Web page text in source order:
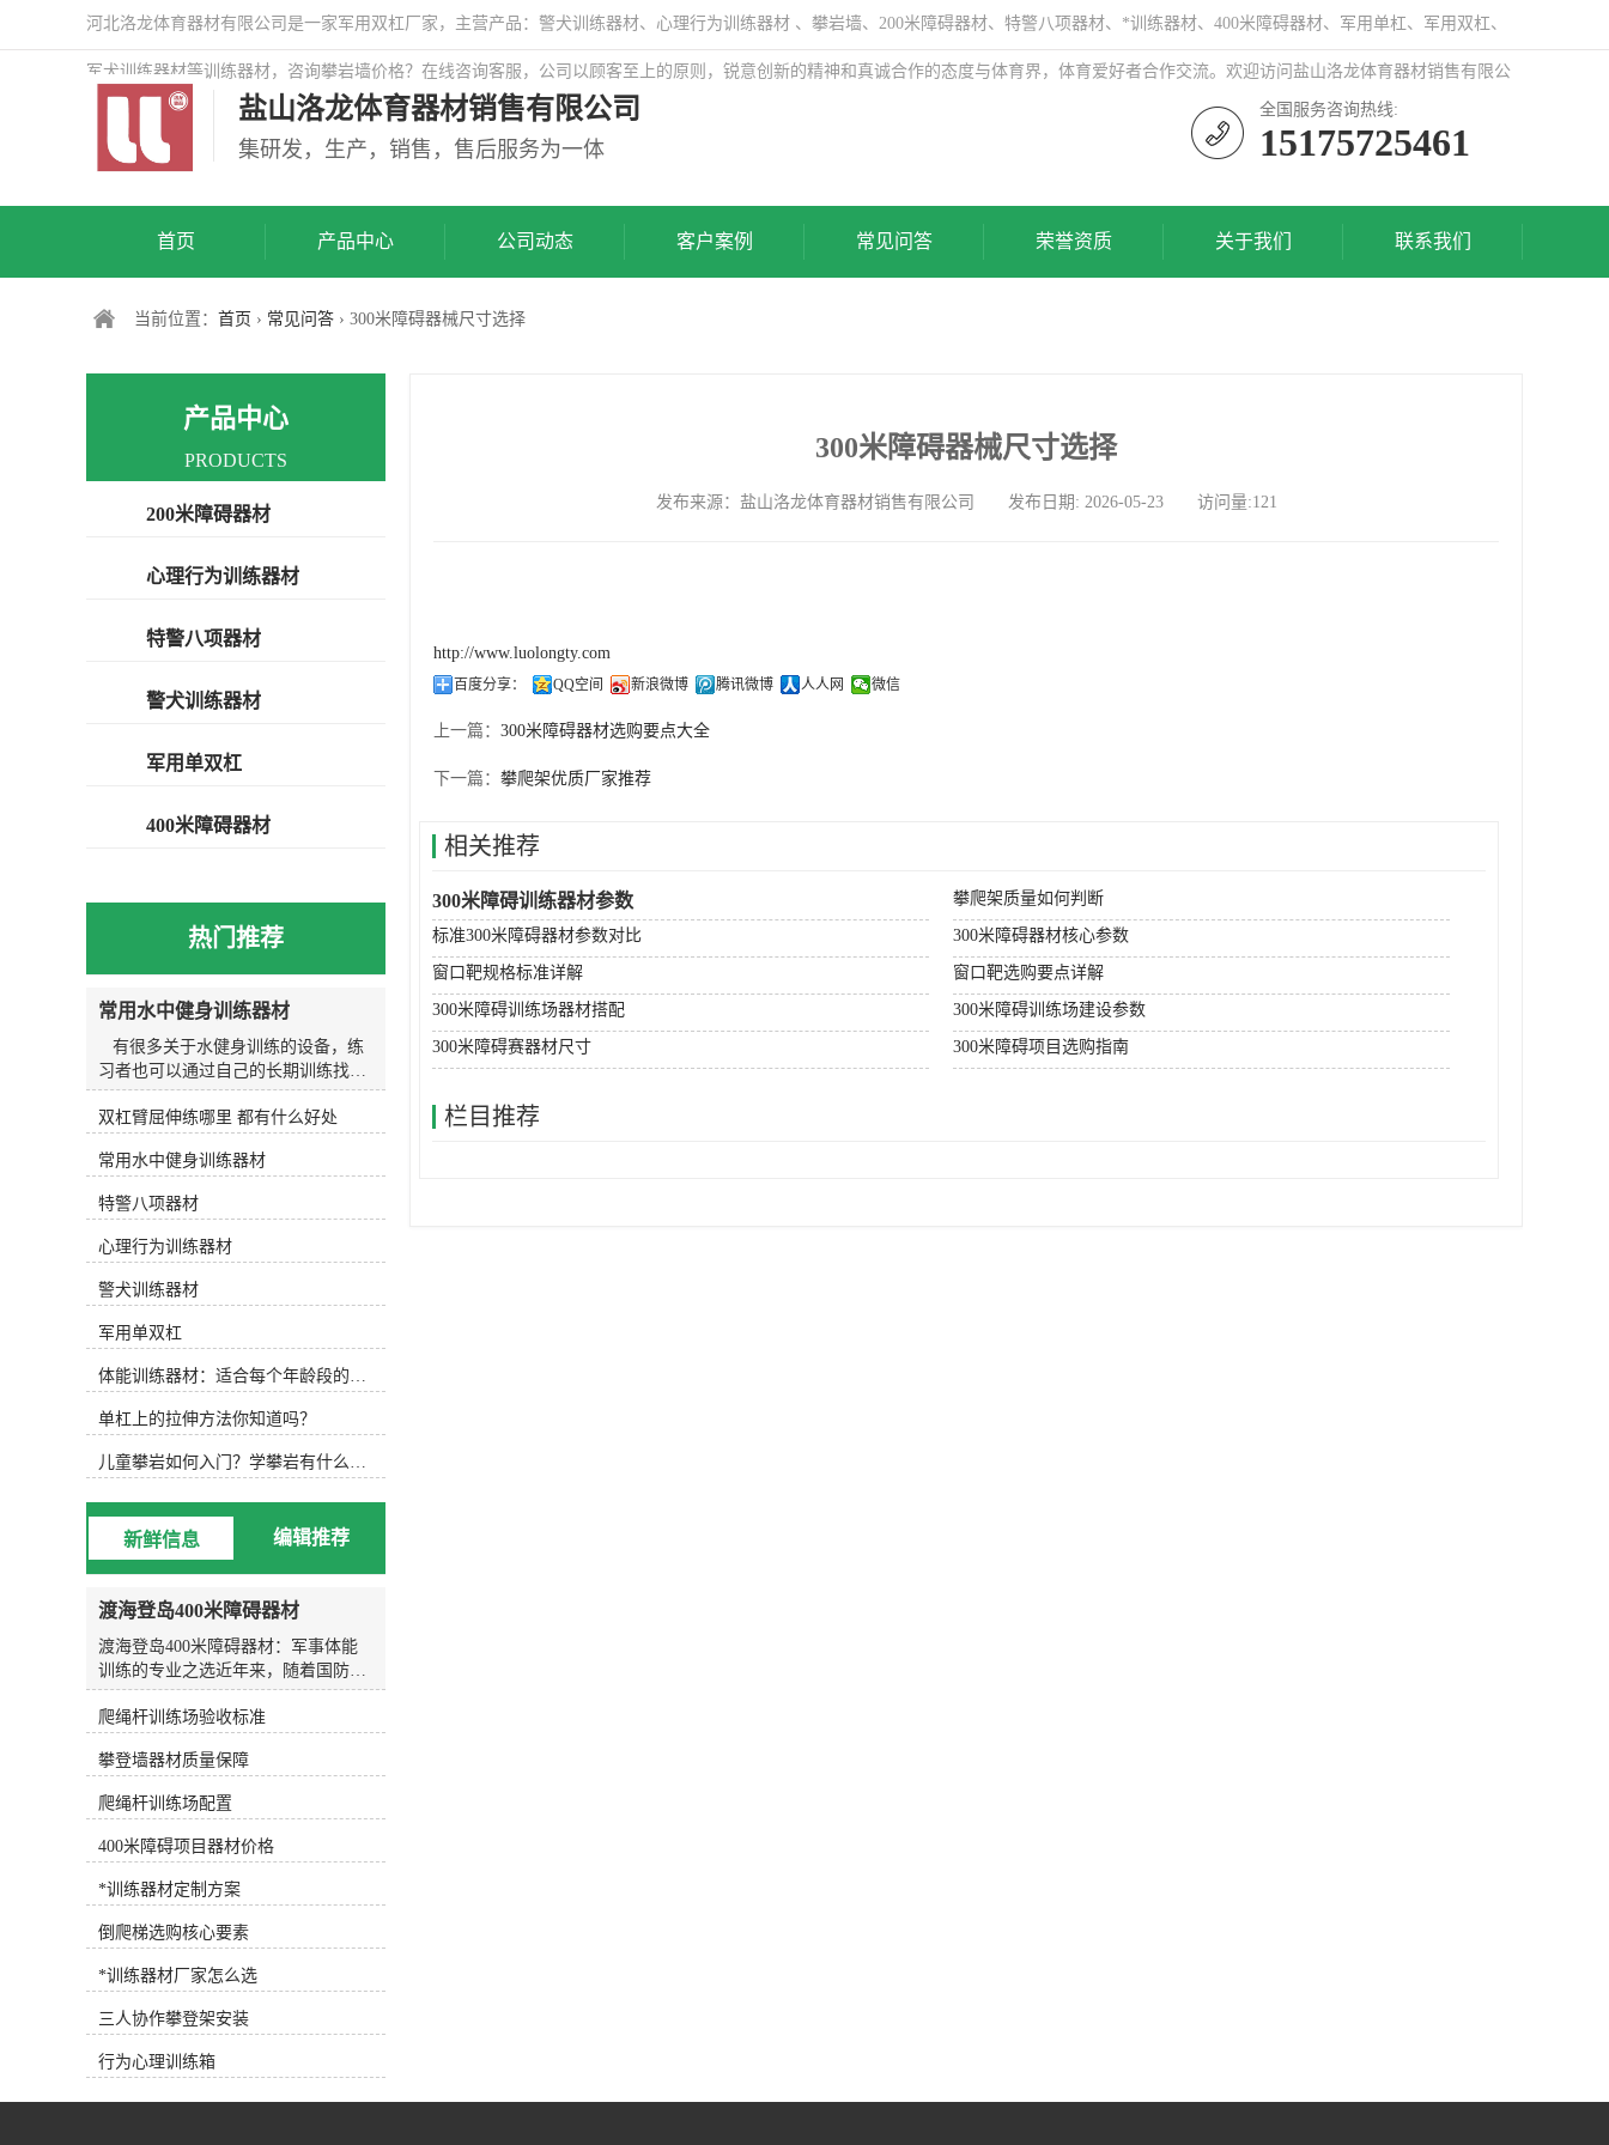
河北洛龙体育器材有限公司是一家军用双杠厂家，主营产品：警犬训练器材、心理行为训练器材 、攀岩墙、200米障碍器材、特警八项器材、*训练器材、400米障碍器材、军用单杠、军用双杠、
军犬训练器材等训练器材，咨询攀岩墙价格？在线咨询客服，公司以顾客至上的原则，锐意创新的精神和真诚合作的态度与体育界，体育爱好者合作交流。欢迎访问盐山洛龙体育器材销售有限公
盐山洛龙体育器材销售有限公司
集研发，生产，销售，售后服务为一体
全国服务咨询热线:
15175725461
首页 产品中心 公司动态 客户案例 常见问答 荣誉资质 关于我们 联系我们
当前位置： 首页 › 常见问答 › 300米障碍器械尺寸选择
300米障碍器械尺寸选择
发布来源：盐山洛龙体育器材销售有限公司 发布日期: 2026-05-23 访问量:121
http://www.luolongty.com
百度分享： QQ空间 新浪微博 腾讯微博 人人网 微信
上一篇： 300米障碍器材选购要点大全
下一篇： 攀爬架优质厂家推荐
相关推荐
300米障碍训练器材参数 攀爬架质量如何判断
标准300米障碍器材参数对比 300米障碍器材核心参数
窗口靶规格标准详解 窗口靶选购要点详解
300米障碍训练场器材搭配 300米障碍训练场建设参数
300米障碍赛器材尺寸 300米障碍项目选购指南
栏目推荐
产品中心
PRODUCTS
200米障碍器材
心理行为训练器材
特警八项器材
警犬训练器材
军用单双杠
400米障碍器材
热门推荐
常用水中健身训练器材
有很多关于水健身训练的设备，练
习者也可以通过自己的长期训练找到
和发明适合自己的水训练设备。今天
主要介绍以下设备，可根据实际水训
滑鞋 游泳池底部很滑，可以穿防滑
鞋，防止动作变形，稳定完成所需动
作。2.水阻手套水阻手套 徒手运动
后，可选择抗组设备，增加运动难
度，通过阻力手套增加划水面积，练
习水中手臂运动。3.水中健身棒水中
浮力健身棒 水中的健身棒不仅可以
为练习者提供浮力，还可以通过浮力
提供抗组训练，增加练习难度，非常
实用。此外，健身棒具有很强的可塑
性，可以增加练习兴趣，摆出各种创
意造型。4.水中健身哑铃浮力哑铃
类似于水中健身棒，水中健身哑铃也
能为练习者提供浮力和阻力，用哑铃
进行的水中搏击强度很大！5.阻力葵
花阻力葵花向日葵鞋套的阻力 向日
葵可以手持或穿在脚上，以增加水的
面积和水的阻力。6.打水板打水板
水板是游泳场较常见、较方便的设
备，随处可见，也可用作抗阻训练设
备。7.浮力腰带深水浮力腰带 将浮
力带系在腰部，可为人体提供巨大的
浮力，使练习者在水中轻松完成训练
练习者各自的健身目标需求，可以选
择和使用健身器材，事半功倍！
双杠臂屈伸练哪里 都有什么好处
常用水中健身训练器材
特警八项器材
心理行为训练器材
警犬训练器材
军用单双杠
体能训练器材：适合每个年龄段的训练
单杠上的拉伸方法你知道吗？
儿童攀岩如何入门？学攀岩有什么好处？带娃攀岩两年的全面经验分享
新鲜信息 编辑推荐
渡海登岛400米障碍器材
渡海登岛400米障碍器材：军事体能
训练的专业之选近年来，随着国防教
育和全民健身理念的深入推进，军事
体能训练器材的需求日益增长。作为
体的专业企业，河北洛龙体育器材有
限公司长期专注于体育器材领域，凭
借过硬的技术实力和严格的品质管理
体系，赢得了众多客户的信赖与认
可。渡海登岛400米障碍器材的研发
背景渡海登岛400米障碍训练是军事
体能训练中的重要项目，旨在模拟实
战环境下的复杂地形挑战，锻炼参训
质和团队协作精神。这一训练项目对
器材的耐用性、安全性、仿真度提出
了极高要求。河北洛龙体育器材有限
公司深耕行业多年，充分调研军事训
练的实际需求，结合人体工程学原理
和运动力学特性，开发出符合高标准
爬绳杆训练场验收标准
攀登墙器材质量保障
爬绳杆训练场配置
400米障碍项目器材价格
*训练器材定制方案
倒爬梯选购核心要素
*训练器材厂家怎么选
三人协作攀登架安装
行为心理训练箱